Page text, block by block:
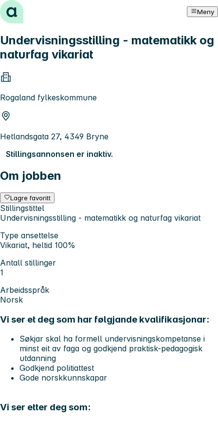
Hopp til innhold Meny
Undervisningsstilling - matematikk og
naturfag vikariat
Rogaland fylkeskommune
Hetlandsgata 27, 4349 Bryne
Stillingsannonsen er inaktiv.
Om jobben
Lagre favoritt
Stillingstittel
Undervisningsstilling - matematikk og naturfag vikariat
Type ansettelse
Vikariat, heltid 100%
Antall stillinger
1
Arbeidsspråk
Norsk
Vi ser et deg som har følgjande kvalifikasjonar:
Søkjar skal ha formell undervisningskompetanse i
minst eit av faga og godkjend praktisk-pedagogisk
utdanning
Godkjend politiattest
Gode norskkunnskapar
Vi ser etter deg som: